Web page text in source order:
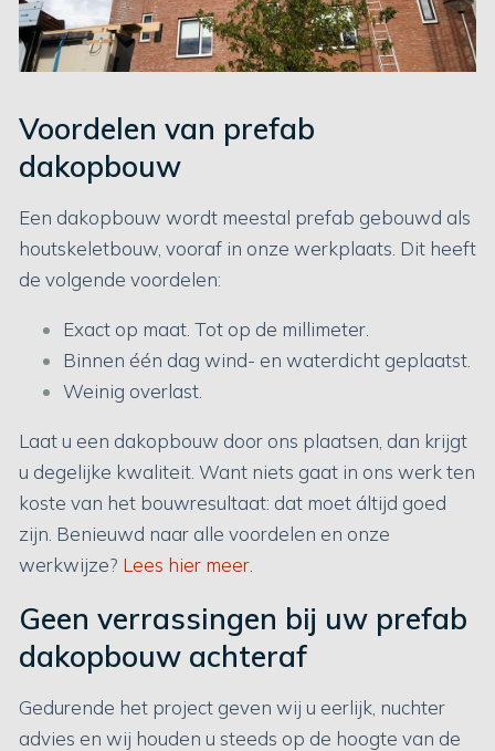
Voordelen van prefab
dakopbouw
Een dakopbouw wordt meestal prefab gebouwd als
houtskeletbouw, vooraf in onze werkplaats. Dit heeft
de volgende voordelen:
Exact op maat. Tot op de millimeter.
Binnen één dag wind- en waterdicht geplaatst.
Weinig overlast.
Laat u een dakopbouw door ons plaatsen, dan krijgt
u degelijke kwaliteit. Want niets gaat in ons werk ten
koste van het bouwresultaat: dat moet áltijd goed
zijn. Benieuwd naar alle voordelen en onze
werkwijze? Lees hier meer
Geen verrassingen bij uw prefab
dakopbouw achteraf
Gedurende het project geven wij u eerlijk, nuchter
advies en wij houden u steeds op de hoogte van de